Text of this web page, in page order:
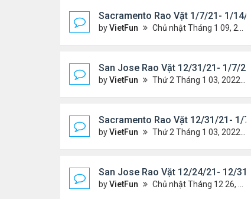
Sacramento Rao Vặt 1/7/21- 1/14/
byVietFun Chủ nhật Tháng 1 09, 2022 10:02 pm
San Jose Rao Vặt 12/31/21- 1/7/22
byVietFun Thứ 2 Tháng 1 03, 2022 8:29 pm
Sacramento Rao Vặt 12/31/21- 1/7/
byVietFun Thứ 2 Tháng 1 03, 2022 8:25 pm
San Jose Rao Vặt 12/24/21- 12/31/
byVietFun Chủ nhật Tháng 12 26, 2021 7:26 pm